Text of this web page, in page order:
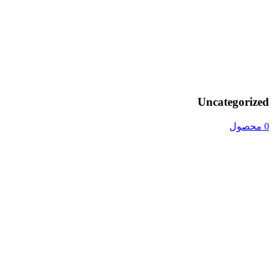
Uncategorized
0 محصول